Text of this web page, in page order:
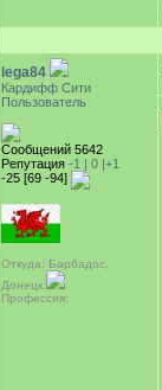
lega84
Кардифф Сити
Пользователь
Сообщений 5642
Репутация -1 | 0 |+1
-25 [69 -94]
Откуда: Барбадос,
Донецк
Профессия: